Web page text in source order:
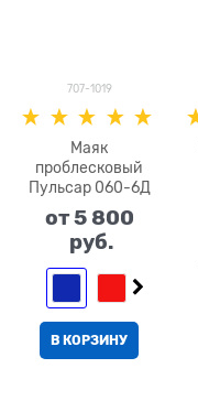
707-1019
Маяк
проблесковый
Пульсар 060-6Д
от5 800
руб.
В КОРЗИНУ